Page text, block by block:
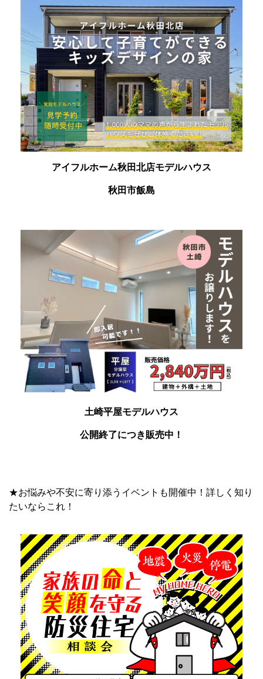
アイフルホーム秋田北店モデルハウス
秋田市飯島
土崎平屋モデルハウス
公開終了につき販売中！
★お悩みや不安に寄り添うイベントも開催中！詳しく知り
たいならこれ！